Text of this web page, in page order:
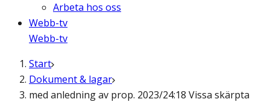
Arbeta hos oss
Webb-tv
Webb-tv
Start
Dokument & lagar
med anledning av prop. 2023/24:18 Vissa skärpta